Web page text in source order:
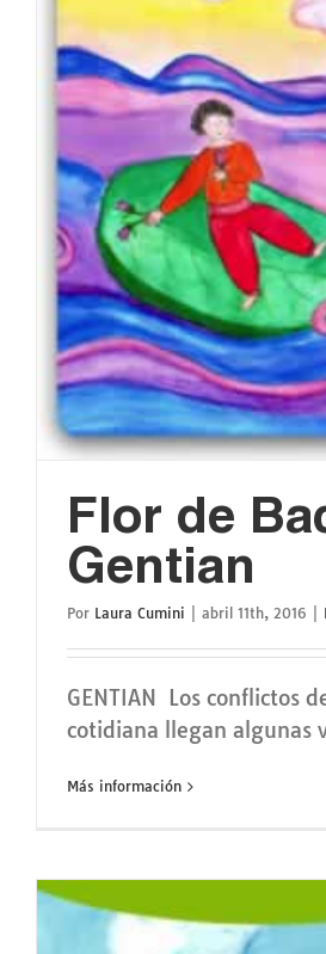
Flor de
Gentian
Por Laura Cumini abril 11th, 2016
GENTIAN Los conflictos
cotidiana llegan algunas
Más información